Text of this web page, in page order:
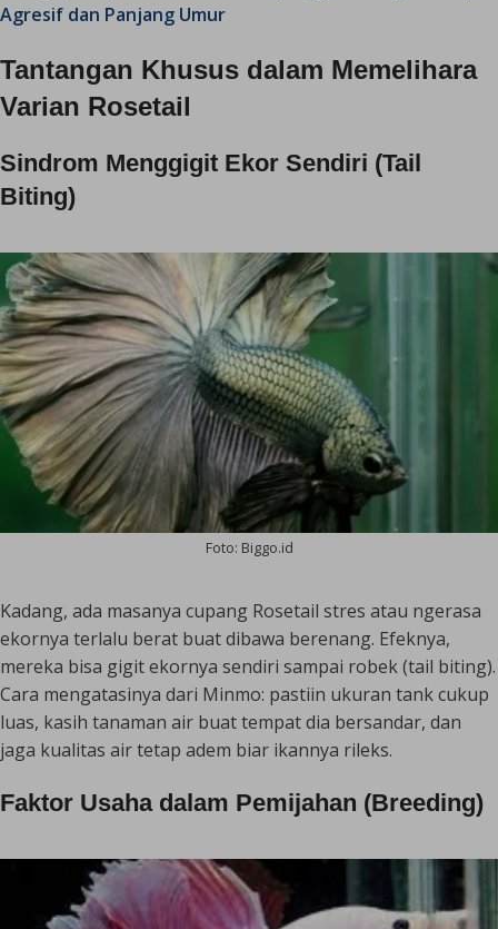
Agresif dan Panjang Umur
Tantangan Khusus dalam Memelihara
Varian Rosetail
Sindrom Menggigit Ekor Sendiri (Tail
Biting)
Foto: Biggo.id
Kadang, ada masanya cupang Rosetail stres atau ngerasa
ekornya terlalu berat buat dibawa berenang. Efeknya,
mereka bisa gigit ekornya sendiri sampai robek (tail biting).
Cara mengatasinya dari Minmo: pastiin ukuran tank cukup
luas, kasih tanaman air buat tempat dia bersandar, dan
jaga kualitas air tetap adem biar ikannya rileks.
Faktor Usaha dalam Pemijahan (Breeding)